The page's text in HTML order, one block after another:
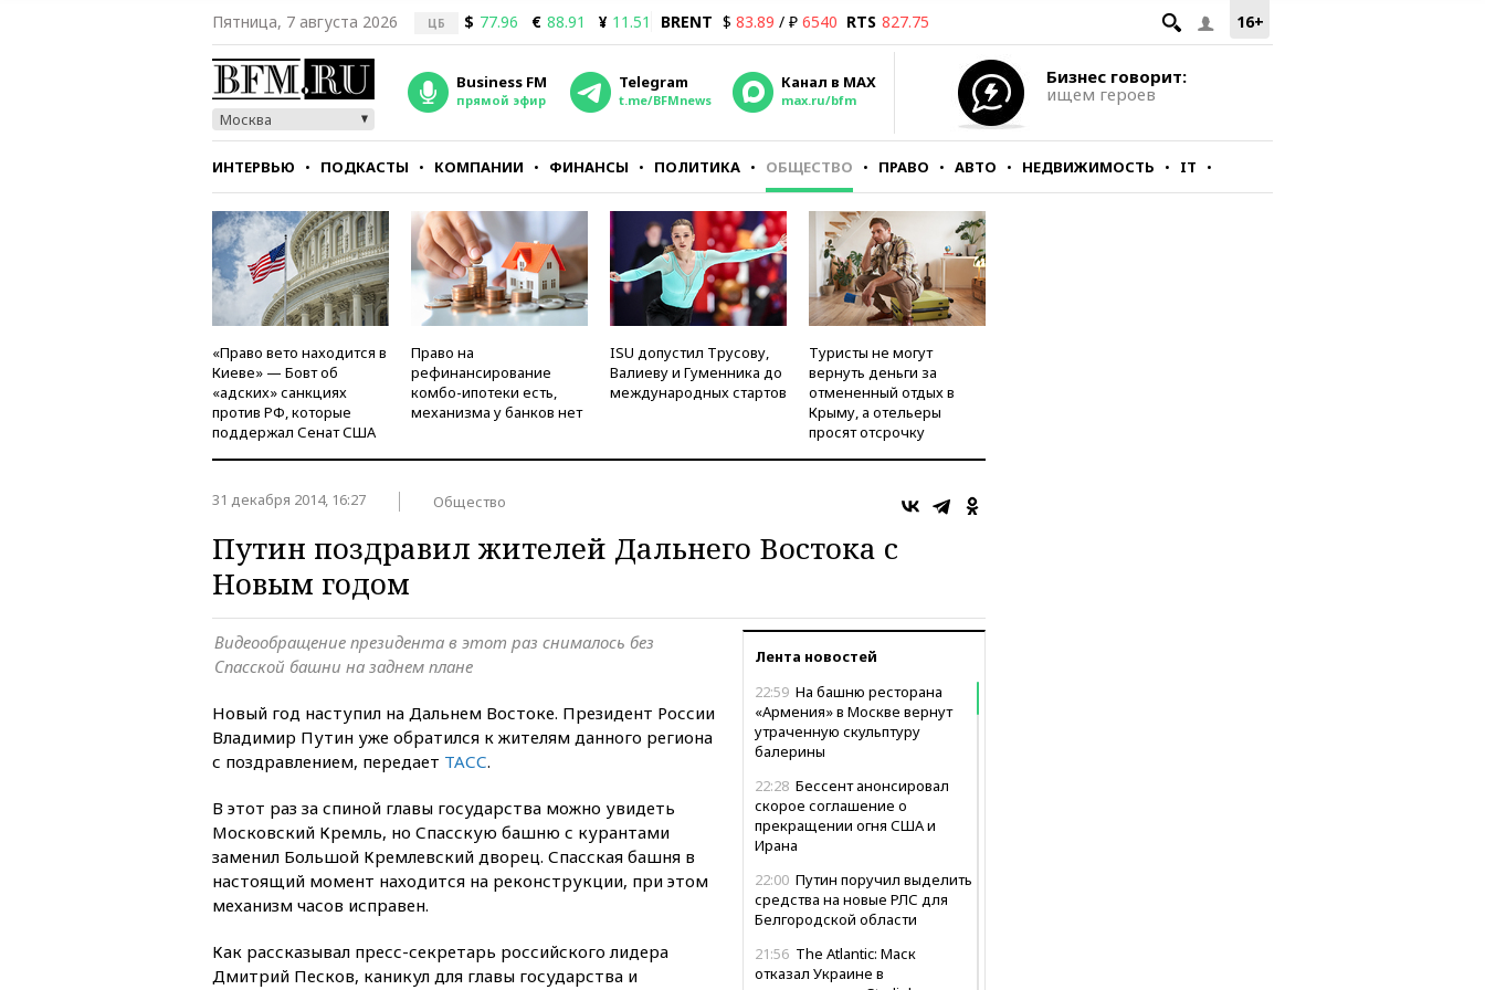
16+
Пятница, 7 августа 2026 ЦБ $ 77.96 € 88.91 ¥ 11.51 BRENT $ 83.89 / ₽ 6540 RTS 827.75
Москва
Business FM
прямой эфир
Telegram
t.me/BFMnews
Канал в MAX
max.ru/bfm
Бизнес говорит:
ищем героев
ИНТЕРВЬЮ ПОДКАСТЫ КОМПАНИИ ФИНАНСЫ ПОЛИТИКА ОБЩЕСТВО ПРАВО АВТО НЕДВИЖИМОСТЬ IT
СТИЛЬ ТЕСТЫ
«Право вето находится в
Киеве» — Бовт об
«адских» санкциях
против РФ, которые
поддержал Сенат США
Право на
рефинансирование
комбо-ипотеки есть,
механизма у банков нет
ISU допустил Трусову,
Валиеву и Гуменника до
международных стартов
Туристы не могут
вернуть деньги за
отмененный отдых в
Крыму, а отельеры
просят отсрочку
31 декабря 2014, 16:27 Общество
Путин поздравил жителей Дальнего Востока с
Новым годом
Лента новостей
22:59 На башню ресторана
«Армения» в Москве вернут
утраченную скульптуру
балерины
22:28 Бессент анонсировал
скорое соглашение о
прекращении огня США и
Ирана
22:00 Путин поручил выделить
средства на новые РЛС для
Белгородской области
21:56 The Atlantic: Маск
отказал Украине в
Видеообращение президента в этот раз снималось без
Спасской башни на заднем плане
Новый год наступил на Дальнем Востоке. Президент России
Владимир Путин уже обратился к жителям данного региона
с поздравлением, передает ТАСС.
В этот раз за спиной главы государства можно увидеть
Московский Кремль, но Спасскую башню с курантами
заменил Большой Кремлевский дворец. Спасская башня в
настоящий момент находится на реконструкции, при этом
механизм часов исправен.
Как рассказывал пресс-секретарь российского лидера
Дмитрий Песков, каникул для главы государства и